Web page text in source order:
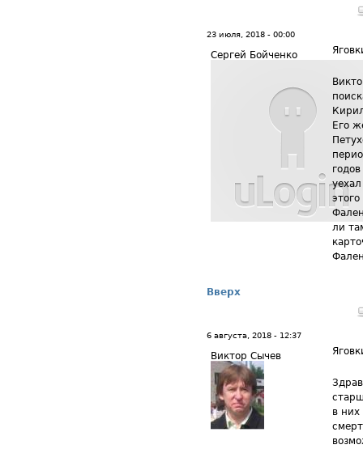
23 июля, 2018 - 00:00
Сергей Бойченко
Его
ли
Вверх
6 августа, 2018 - 12:37
Виктор Сычев
в